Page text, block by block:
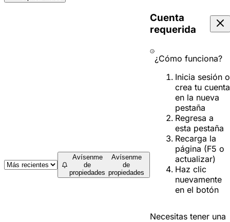
Avísenme
de
propiedades
Avísenme
de
propiedades
Cuenta
requerida
¿Cómo funciona?
Inicia sesión o
crea tu cuenta
en la nueva
pestaña
Regresa a
esta pestaña
Recarga la
página (F5 o
actualizar)
Haz clic
nuevamente
en el botón
Necesitas tener una